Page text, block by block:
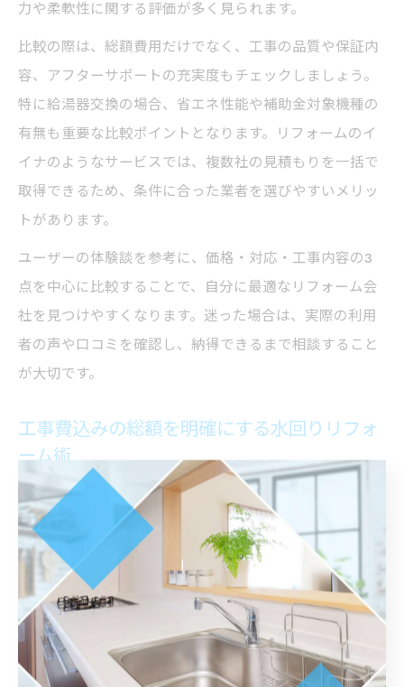
力や柔軟性に関する評価が多く見られます。
比較の際は、総額費用だけでなく、工事の品質や保証内
容、アフターサポートの充実度もチェックしましょう。
特に給湯器交換の場合、省エネ性能や補助金対象機種の
有無も重要な比較ポイントとなります。リフォームのイ
イナのようなサービスでは、複数社の見積もりを一括で
取得できるため、条件に合った業者を選びやすいメリッ
トがあります。
ユーザーの体験談を参考に、価格・対応・工事内容の3
点を中心に比較することで、自分に最適なリフォーム会
社を見つけやすくなります。迷った場合は、実際の利用
者の声や口コミを確認し、納得できるまで相談すること
が大切です。
工事費込みの総額を明確にする水回りリフォ
ーム術
水回りリフォームや給湯器交換の総額を明確にするに
は、工事費・機器代・追加工事費など、すべての費用項
目を細かく確認することが欠かせません。見積もりの際
は「本体価格」「標準工事費」「撤去・処分費」「配
管・電気工事」など、項目ごとに分かりやすく提示して
もらいましょう。
特に岐阜市では、地元業者による一貫施工やアフターサ